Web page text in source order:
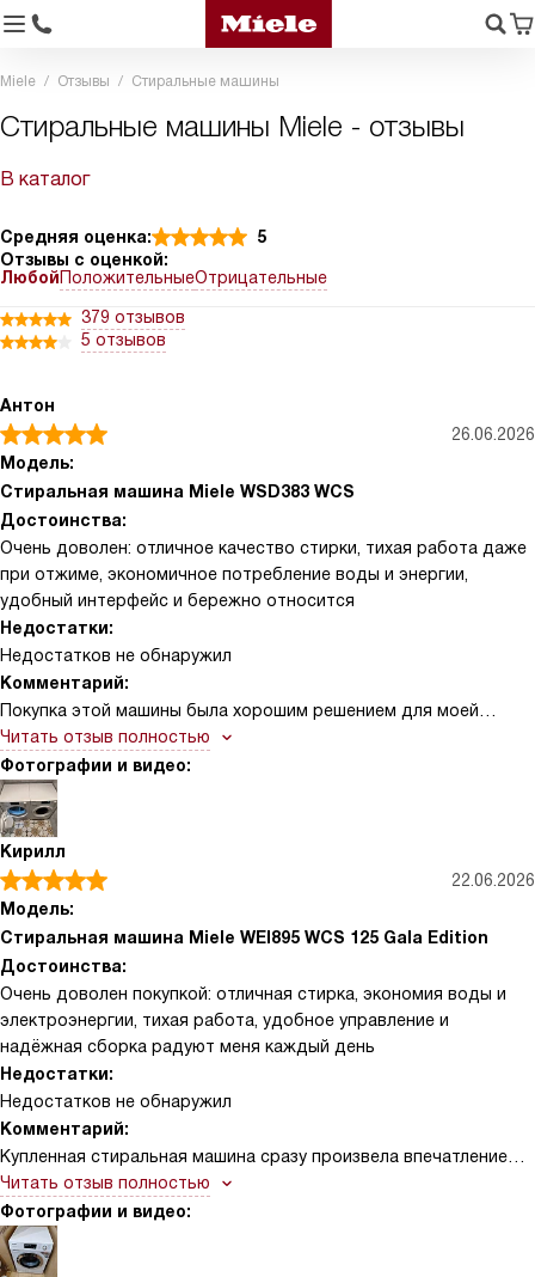
Miele Отзывы Стиральные машины
Стиральные машины Miele - отзывы
В каталог
Средняя оценка:
5
Отзывы с оценкой:
ЛюбойПоложительныеОтрицательные
379 отзывов
5 отзывов
Антон
26.06.2026
Модель:
Стиральная машина Miele WSD383 WCS
Достоинства:
Очень доволен: отличное качество стирки, тихая работа даже
при отжиме, экономичное потребление воды и энергии,
удобный интерфейс и бережно относится
Недостатки:
Недостатков не обнаружил
Комментарий:
Покупка этой машины была хорошим решением для моей
семьи. У неё стильный и лаконичный дизайн, который легко
вписался в интерьер. Барабан кажется вместительным,
поэтому крупные вещи стираю без проблем. Отдельно отмечу
экономичную работу: расход воды и электроэнергии явно
ниже, чем у предыдущей модели, а счета снизились. Панель
управления простая и понятная, сенсорные кнопки реагируют
быстро, программы легко подбирать. Есть быстрые режимы
для лёгких загрязнений, и есть деликатные циклы для тонких
вещей — качество стирки радует. Машина почти бесшумна,
даже при отжиме не мешает. Очень удобно, что есть
автоматическая подача моющего средства, это экономит
время и порошок. Нравится система защиты от протечек —
спокойнее оставлять прибор без присмотра. Сборка плотная,
материалы качественные, всё выглядит надёжно.
Читать отзыв полностью
Фотографии и видео:
Кирилл
22.06.2026
Модель:
Стиральная машина Miele WEI895 WCS 125 Gala Edition
Достоинства:
Очень доволен покупкой: отличная стирка, экономия воды и
электроэнергии, тихая работа, удобное управление и
надёжная сборка радуют меня каждый день
Недостатки:
Недостатков не обнаружил
Комментарий:
Купленная стиральная машина сразу произвела впечатление
качеством изготовления и продуманностью деталей.
Особенно понравились программы с бережной обработкой
тканей и режимы для быстрого обновления вещей — вещи
после стирки выглядят аккуратно, при этом нет сильных
Читать отзыв полностью
Фотографии и видео: